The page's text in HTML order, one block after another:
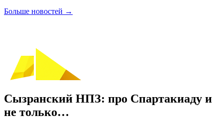
Больше новостей →
Сызранский НПЗ: про Спартакиаду и
не только…